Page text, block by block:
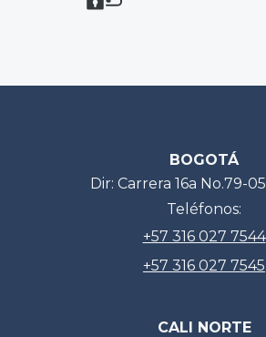
BOGOTÁ
Dir: Carrera 16a No.79-
Teléfonos:
+57 316 027 7544
+57 316 027 7545
CALI NORTE